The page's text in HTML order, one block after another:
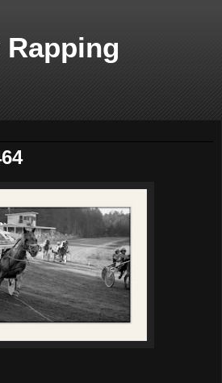
Rapping